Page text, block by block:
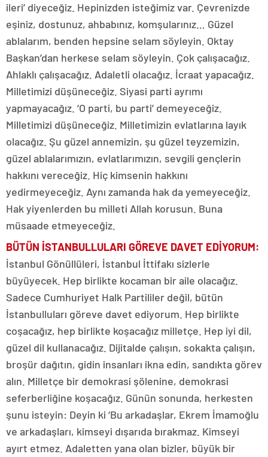
ileri’ diyeceğiz. Hepinizden isteğimiz var. Çevrenizde
eşiniz, dostunuz, ahbabınız, komşularınız… Güzel
ablalarım, benden hepsine selam söyleyin. Oktay
Başkan’dan herkese selam söyleyin. Çok çalışacağız.
Ahlaklı çalışacağız. Adaletli olacağız. İcraat yapacağız.
Milletimizi düşüneceğiz. Siyasi parti ayrımı
yapmayacağız. ‘O parti, bu parti’ demeyeceğiz.
Milletimizi düşüneceğiz. Milletimizin evlatlarına layık
olacağız. Şu güzel annemizin, şu güzel teyzemizin,
güzel ablalarımızın, evlatlarımızın, sevgili gençlerin
hakkını vereceğiz. Hiç kimsenin hakkını
yedirmeyeceğiz. Aynı zamanda hak da yemeyeceğiz.
Hak yiyenlerden bu milleti Allah korusun. Buna
müsaade etmeyeceğiz.
BÜTÜN İSTANBULLULARI GÖREVE DAVET EDİYORUM:
İstanbul Gönüllüleri, İstanbul İttifakı sizlerle
büyüyecek. Hep birlikte kocaman bir aile olacağız.
Sadece Cumhuriyet Halk Partililer değil, bütün
İstanbulluları göreve davet ediyorum. Hep birlikte
coşacağız, hep birlikte koşacağız milletçe. Hep iyi dil,
güzel dil kullanacağız. Dijitalde çalışın, sokakta çalışın,
broşür dağıtın, gidin insanları ikna edin, sandıkta görev
alın. Milletçe bir demokrasi şölenine, demokrasi
seferberliğine koşacağız. Günün sonunda, herkesten
şunu isteyin: Deyin ki ‘Bu arkadaşlar, Ekrem İmamoğlu
ve arkadaşları, kimseyi dışarıda bırakmaz. Kimseyi
ayırt etmez. Adaletten yana olan bizler, büyük bir